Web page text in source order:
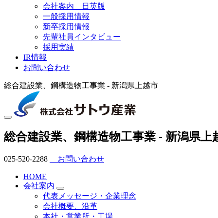
会社案内 日英版
一般採用情報
新卒採用情報
先輩社員インタビュー
採用実績
IR情報
お問い合わせ
総合建設業、鋼構造物工事業 - 新潟県上越市
総合建設業、鋼構造物工事業 - 新潟県上
025-520-2288 お問い合わせ
HOME
会社案内
代表メッセージ・企業理念
会社概要、沿革
本社・営業所・工場